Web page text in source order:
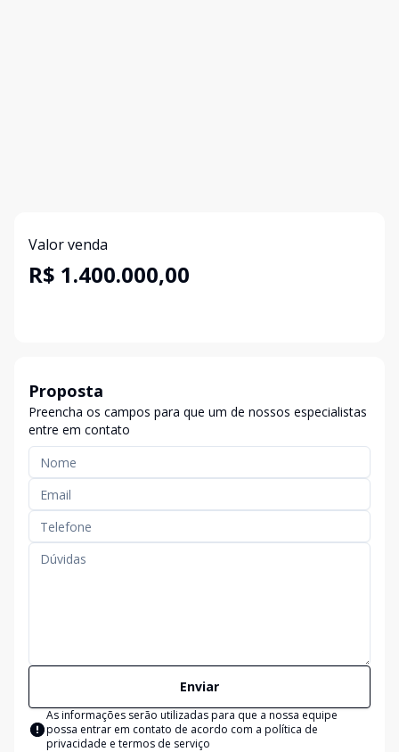
Valor venda
R$ 1.400.000,00
Proposta
Preencha os campos para que um de nossos especialistas
entre em contato
Enviar
As informações serão utilizadas para que a nossa equipe
possa entrar em contato de acordo com a política de
privacidade e termos de serviço